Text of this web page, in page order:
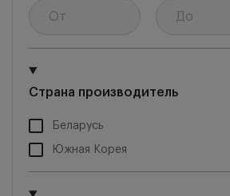
Страна производитель
Беларусь
Южная Корея